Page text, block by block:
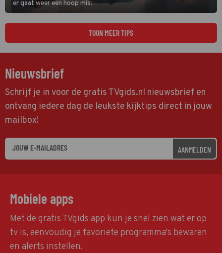
er gaat weer een hoop mis.
TOON MEER TIPS
Nieuwsbrief
Schrijf je in voor de gratis TVgids.nl nieuwsbrief en
ontvang iedere dag de leukste kijktips direct in jouw
mailbox!
AANMELDEN
Mobiele apps
Met de gratis TVgids app kun je snel zien wat er op
tv is, eenvoudig je favoriete programma's bewaren
en alerts instellen.